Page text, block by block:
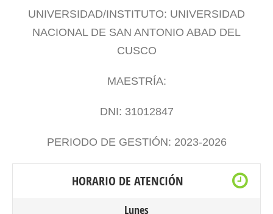
UNIVERSIDAD/INSTITUTO: UNIVERSIDAD
NACIONAL DE SAN ANTONIO ABAD DEL
CUSCO
MAESTRÍA:
DNI: 31012847
PERIODO DE GESTIÓN: 2023-2026
HORARIO DE ATENCIÓN
Lunes